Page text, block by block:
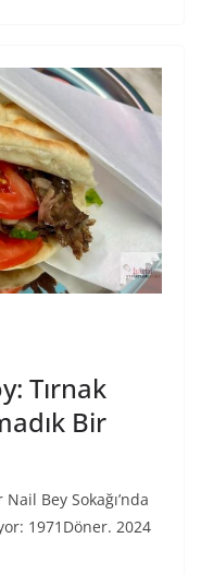
Tırnak
Bir
Bey Sokağı’nda
1971Döner. 2024